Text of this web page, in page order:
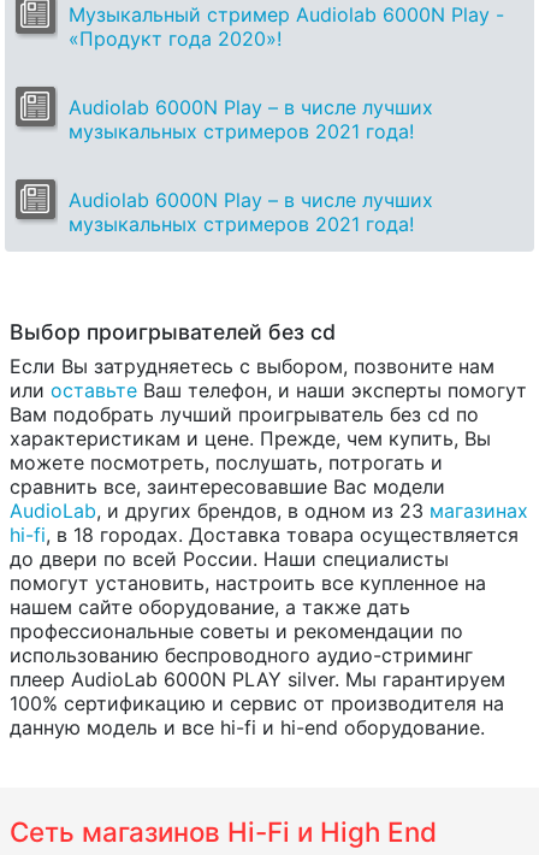
Музыкальный стример Audiolab 6000N Play -
«Продукт года 2020»!
Audiolab 6000N Play – в числе лучших
музыкальных стримеров 2021 года!
Audiolab 6000N Play – в числе лучших
музыкальных стримеров 2021 года!
Выбор проигрывателей без cd
Если Вы затрудняетесь с выбором, позвоните нам
или оставьте Ваш телефон, и наши эксперты помогут
Вам подобрать лучший проигрыватель без cd по
характеристикам и цене. Прежде, чем купить, Вы
можете посмотреть, послушать, потрогать и
сравнить все, заинтересовавшие Вас модели
AudioLab, и других брендов, в одном из 23 магазинах
hi-fi, в 18 городах. Доставка товара осуществляется
до двери по всей России. Наши специалисты
помогут установить, настроить все купленное на
нашем сайте оборудование, а также дать
профессиональные советы и рекомендации по
использованию беспроводного аудио-стриминг
плеер AudioLab 6000N PLAY silver. Мы гарантируем
100% сертификацию и сервис от производителя на
данную модель и все hi-fi и hi-end оборудование.
Сеть магазинов Hi-Fi и High End